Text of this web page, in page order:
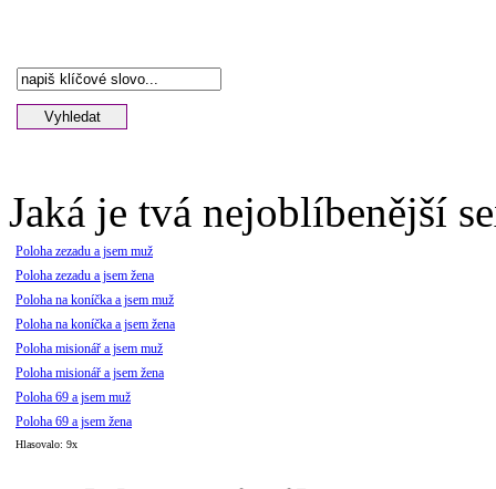
Jaká je tvá nejoblíbenější
Poloha zezadu a jsem muž
Poloha zezadu a jsem žena
Poloha na koníčka a jsem muž
Poloha na koníčka a jsem žena
Poloha misionář a jsem muž
Poloha misionář a jsem žena
Poloha 69 a jsem muž
Poloha 69 a jsem žena
Hlasovalo: 9x